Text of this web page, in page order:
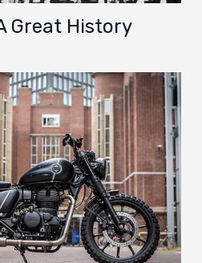
Great History